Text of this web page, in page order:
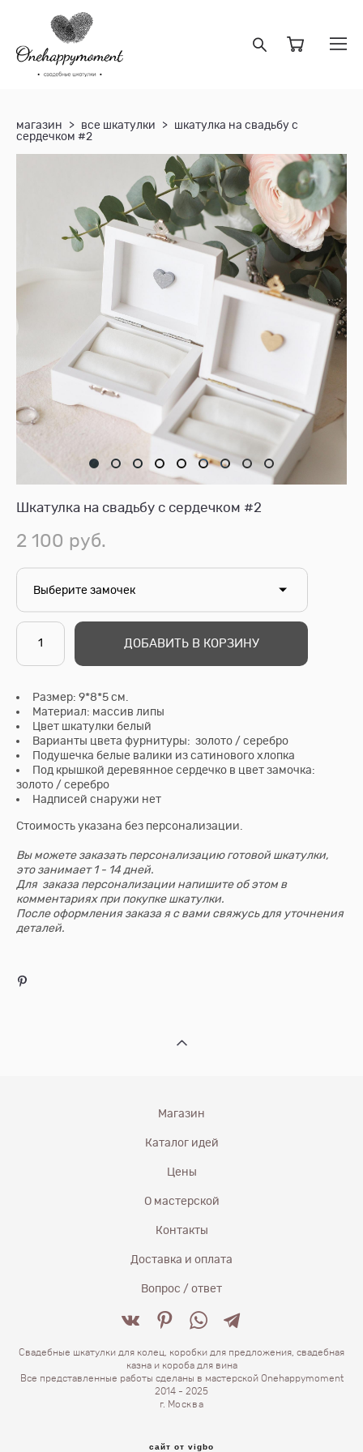
магазин > все шкатулки >
шкатулка на свадьбу с
сердечком #2
Шкатулка на свадьбу с сердечком #2
2 100 pуб.
Выберите замочек
ДОБАВИТЬ В КОРЗИНУ
Размер: 9*8*5 см.
Материал: массив липы
Цвет шкатулки белый
Варианты цвета фурнитуры: золото / серебро
Подушечка белые валики из сатинового хлопка
Под крышкой деревянное сердечко в цвет замочка:
золото / серебро
Надписей снаружи нет
​Стоимость указана без персонализации.
Вы можете заказать персонализацию готовой шкатулки,
это занимает 1 - 14 дней.
Для заказа персонализации напишите об этом в
комментариях при покупке шкатулки.
После оформления заказа я с вами свяжусь для уточнения
деталей.
Магазин
Каталог идей
Цены
О мастерской
Контакты
Доставка и оплата
Вопрос / ответ
Свадебные шкатулки для колец, коробки для предложения, свадебная
казна и короба для вина
Все представленные работы сделаны в мастерской Onehappymoment
2014 - 2025
г. Москва
сайт от vigbo